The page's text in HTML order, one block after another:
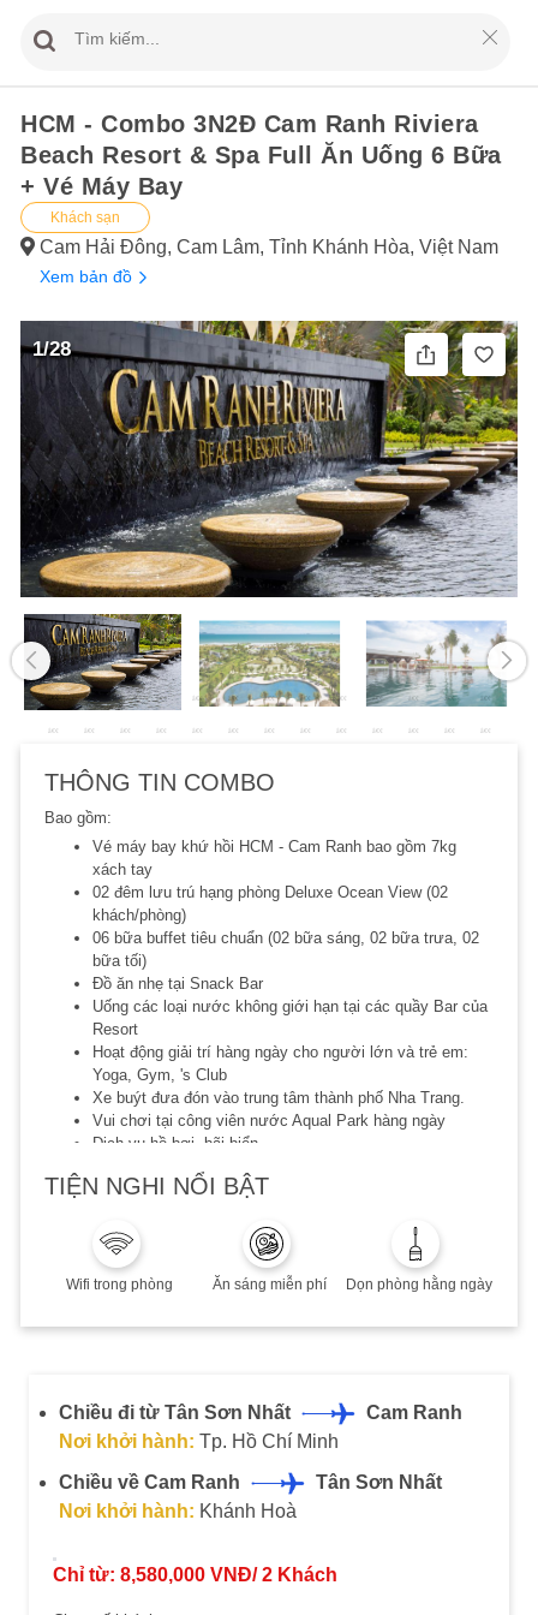
HCM - Combo 3N2Đ Cam Ranh Riviera
Beach Resort & Spa Full Ăn Uống 6 Bữa
+ Vé Máy Bay
Khách sạn
Cam Hải Đông, Cam Lâm, Tỉnh Khánh Hòa, Việt Nam
Xem bản đồ
1/28
THÔNG TIN COMBO
Bao gồm:
Vé máy bay khứ hồi HCM - Cam Ranh bao gồm 7kg
xách tay
02 đêm lưu trú hạng phòng Deluxe Ocean View (02
khách/phòng)
06 bữa buffet tiêu chuẩn (02 bữa sáng, 02 bữa trưa, 02
bữa tối)
Đồ ăn nhẹ tại Snack Bar
Uống các loại nước không giới hạn tại các quầy Bar của
Resort
Hoạt động giải trí hàng ngày cho người lớn và trẻ em:
Yoga, Gym, 's Club
Xe buýt đưa đón vào trung tâm thành phố Nha Trang.
Vui chơi tại công viên nước Aqual Park hàng ngày
Dịch vụ hồ bơi, bãi biển
trung tâm thành phố
(ngủ chung giường với ba mẹ, chưa bao gồm chi phí vé
máy bay)
Đã bao gồm thuế phí dịch vụ
Lưu ý:
để biết thêm chi tiết
Combo không hoàn, không huỷ, không thay đổi
dịch vụ ít nhất 15 ngày
TIỆN NGHI NỔI BẬT
Wifi trong phòng Ăn sáng miễn phí Dọn phòng hằng ngày
Chiều đi từ Tân Sơn Nhất
Cam Ranh
Nơi khởi hành: Tp. Hồ Chí Minh
Chiều về Cam Ranh
Tân Sơn Nhất
Nơi khởi hành: Khánh Hoà
Chỉ từ: 8,580,000 VNĐ/2 Khách